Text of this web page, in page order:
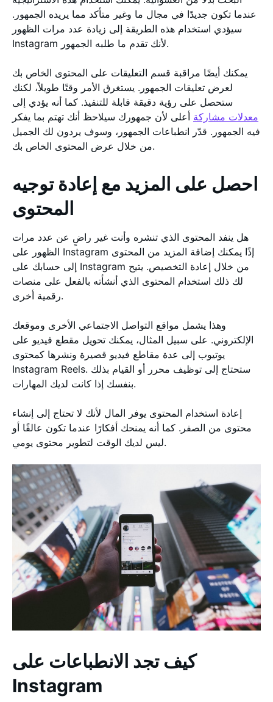
عندما تكون جديدًا في مجال ما وغير متأكد مما يريده الجمهور.
سيؤدي استخدام هذه الطريقة إلى زيادة عدد مرات الظهور
Instagram لأنك تقدم ما طلبه الجمهور.
يمكنك أيضًا مراقبة قسم التعليقات على المحتوى الخاص بك
لعرض تعليقات الجمهور. يستغرق الأمر وقتًا طويلاً، لكنك
ستحصل على رؤية دقيقة قابلة للتنفيذ. كما أنه يؤدي إلى
معدلات مشاركة أعلى لأن جمهورك سيلاحظ أنك تهتم بما يفكر
فيه الجمهور. قدّر انطباعات الجمهور، وسوف يردون لك الجميل
من خلال عرض المحتوى الخاص بك.
احصل على المزيد مع إعادة توجيه
المحتوى
هل ينفد المحتوى الذي تنشره وأنت غير راضٍ عن عدد مرات
الظهور على Instagram إذًا يمكنك إضافة المزيد من المحتوى
إلى حسابك على Instagram من خلال إعادة التخصيص. يتيح
لك ذلك استخدام المحتوى الذي أنشأته بالفعل على منصات
رقمية أخرى.
وهذا يشمل مواقع التواصل الاجتماعي الأخرى وموقعك
الإلكتروني. على سبيل المثال، يمكنك تحويل مقطع فيديو على
يوتيوب إلى عدة مقاطع فيديو قصيرة ونشرها كمحتوى
Instagram Reels. ستحتاج إلى توظيف محرر أو القيام بذلك
بنفسك إذا كانت لديك المهارات.
إعادة استخدام المحتوى يوفر المال لأنك لا تحتاج إلى إنشاء
محتوى من الصفر. كما أنه يمنحك أفكارًا عندما تكون عالقًا أو
ليس لديك الوقت لتطوير محتوى يومي.
كيف تجد الانطباعات على
Instagram